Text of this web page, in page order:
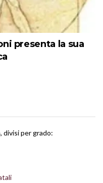
presenta la sua
per grado: